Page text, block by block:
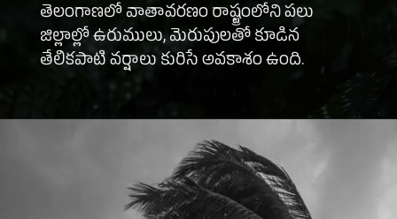
తెలంగాణలో వాతావరణం రాష్ట్రంలోని పలు
జిల్లాల్లో ఉరుములు, మెరుపులతో కూడిన
తేలికపాటి వర్షాలు కురిసే అవకాశం ఉంది.